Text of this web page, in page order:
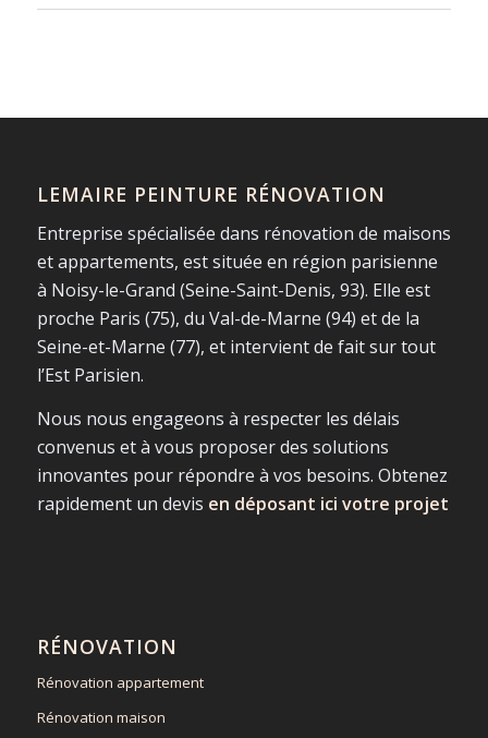
LEMAIRE PEINTURE RÉNOVATION
Entreprise spécialisée dans rénovation de maisons
et appartements, est située en région parisienne
à Noisy-le-Grand (Seine-Saint-Denis, 93). Elle est
proche Paris (75), du Val-de-Marne (94) et de la
Seine-et-Marne (77), et intervient de fait sur tout
l’Est Parisien.
Nous nous engageons à respecter les délais
convenus et à vous proposer des solutions
innovantes pour répondre à vos besoins. Obtenez
rapidement un devis en déposant ici votre projet
RÉNOVATION
Rénovation appartement
Rénovation maison